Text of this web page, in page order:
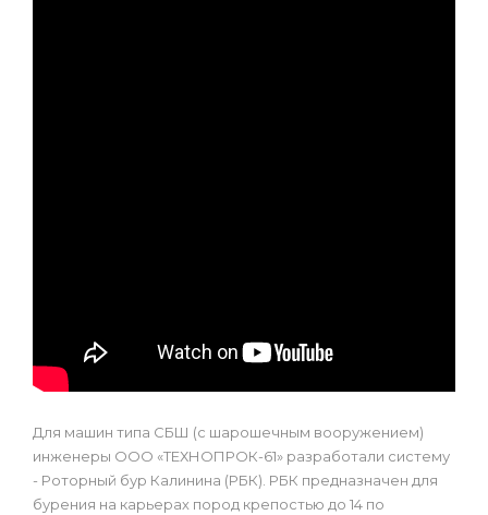
Для машин типа СБШ (с шарошечным вооружением)
инженеры ООО «ТЕХНОПРОК-61» разработали систему
- Роторный бур Калинина (РБК). РБК предназначен для
бурения на карьерах пород крепостью до 14 по